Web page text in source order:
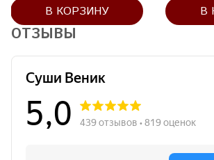
В КОРЗИНУ В
ОТЗЫВЫ